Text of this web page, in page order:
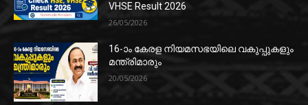
VHSE Result 2026
26/05/2026
16-ാം കേരള നിയമസഭയിലെ വകുപ്പുകളും
മന്ത്രിമാരും
20/05/2026